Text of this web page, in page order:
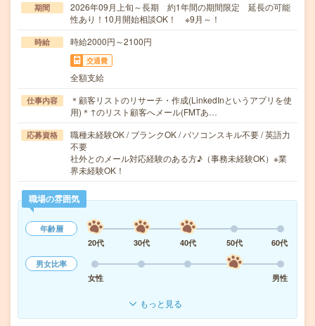
期間
2026年09月上旬～長期 約1年間の期間限定 延長の可能
性あり！10月開始相談OK！ ※9月～！
時給 時給2000円～2100円
交通費
全額支給
仕事内容
＊顧客リストのリサーチ・作成(LinkedInというアプリを使
用)＊↑のリスト顧客へメール(FMTあ…
応募資格
職種未経験OK / ブランクOK / パソコンスキル不要 / 英語力
不要
社外とのメール対応経験のある方♪（事務未経験OK）※業
界未経験OK！
職場の雰囲気
年齢層
20代
30代 40代 50代
60代
男女比率
女性
男性
もっと見る